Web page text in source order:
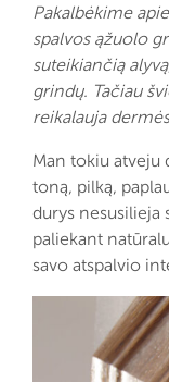
Pakalbėkime
spalvos ąžuolo
suteikiančią
grindų. Tačiau
reikalauja
Man tokiu atveju
toną, pilką,
durys nesusilieja
paliekant
savo atspalvio